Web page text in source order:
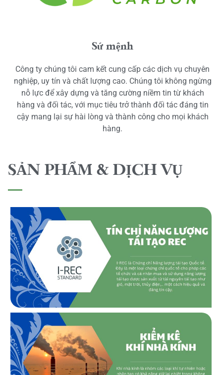
Sứ mệnh
Công ty chúng tôi cam kết cung cấp các dịch vụ chuyên
nghiệp, uy tín và chất lượng cao. Chúng tôi không ngừng
nỗ lực để xây dựng và tăng cường niềm tin từ khách
hàng và đối tác, với mục tiêu trở thành đối tác đáng tin
cậy mang lại sự hài lòng và thành công cho mọi khách
hàng.
SẢN PHẨM & DỊCH VỤ